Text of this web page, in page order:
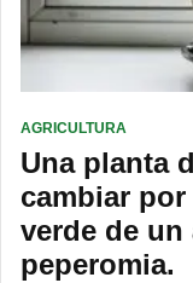
AGRICULTURA
Una planta
cambiar
verde de un
peperomia.